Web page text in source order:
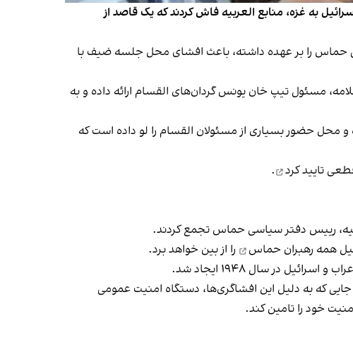
به غزه، منابع العربیه فاش کردند که یک قاصد از
حماس را بر عهده داشته، باعث افشای محل جلسه ضیف با
مسئول تیپ خان یونس گردان‌های القسام ارائه داده و به
و محل حضور بسیاری از مسئولان القسام را لو داده است که
تایید کرد
.
، رییس دفتر سیاسی حماس تجمع کردند.
همه رهبران حماس
را از بین خواهد برد.
در سال ۱۹۴۸ ایجاد شد.
که به دلیل این افشاگری‌ها، دستگاه امنیت عمومی
خود را تامین کند.